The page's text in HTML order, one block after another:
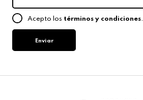
Acepto los términos y condiciones.
Enviar